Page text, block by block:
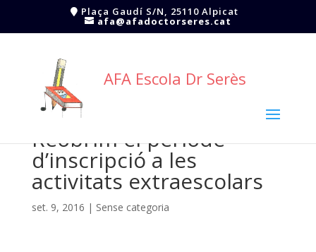
Plaça Gaudí S/N, 25110 Alpicat
afa@afadoctorseres.cat
AFA Escola Dr Serès
Reobrim el període
d’inscripció a les
activitats extraescolars
set. 9, 2016 | Sense categoria